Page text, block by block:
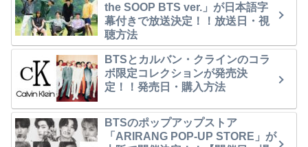
the SOOP BTS ver.」が日本語字
幕付きで放送決定！！放送日・視
聴方法
BTSとカルバン・クラインのコラ
ボ限定コレクションが発売決
定！！発売日・購入方法
BTSのポップアップストア
「ARIRANG POP-UP STORE」が